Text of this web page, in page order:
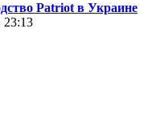
Patriot в Украине
23:13